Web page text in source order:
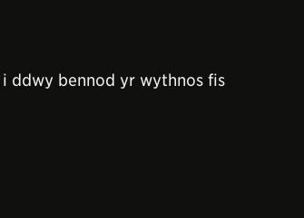
ddwy bennod yr wythnos fis